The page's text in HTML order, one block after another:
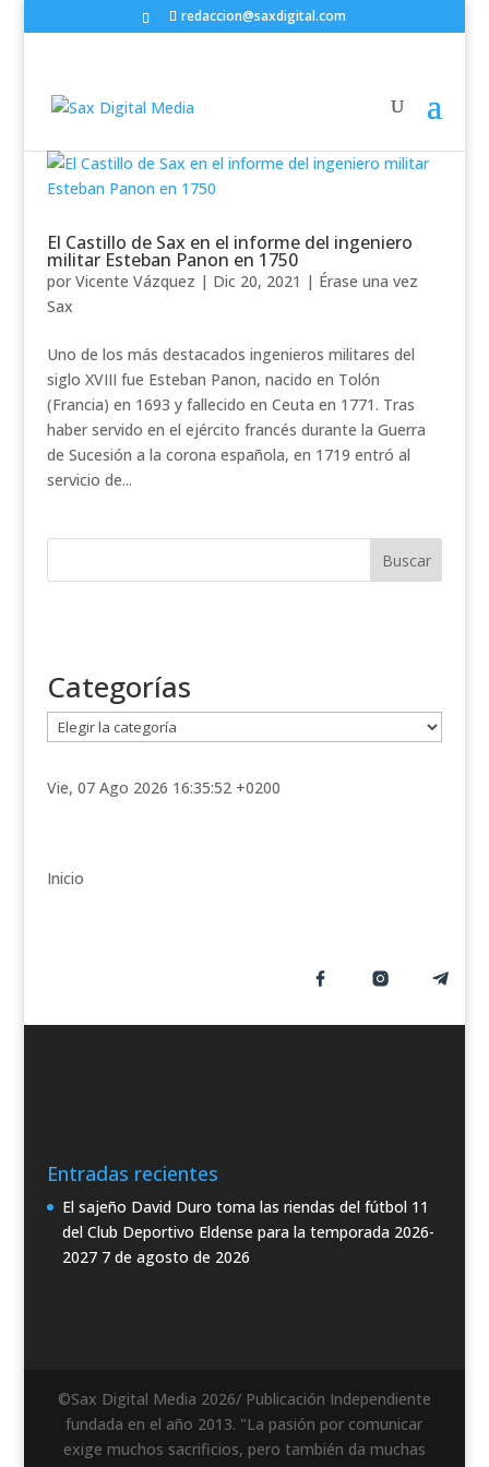
redaccion@saxdigital.com
El Castillo de Sax en el informe del ingeniero
militar Esteban Panon en 1750
por Vicente Vázquez | Dic 20, 2021 | Érase una vez
Sax
Uno de los más destacados ingenieros militares del
siglo XVIII fue Esteban Panon, nacido en Tolón
(Francia) en 1693 y fallecido en Ceuta en 1771. Tras
haber servido en el ejército francés durante la Guerra
de Sucesión a la corona española, en 1719 entró al
servicio de...
Categorías
a
e
r
Vie, 07 Ago 2026 16:35:52 +0200
Inicio
Entradas recientes
El sajeño David Duro toma las riendas del fútbol 11
del Club Deportivo Eldense para la temporada 2026-
2027 7 de agosto de 2026
©Sax Digital Media 2026/ Publicación Independiente
fundada en el año 2013. "La pasión por comunicar
exige muchos sacrificios, pero también da muchas